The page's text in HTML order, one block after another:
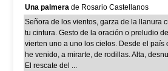
Una palmera de Rosario Castellanos
Señora de los vientos, garza de la llanura
tu cintura. Gesto de la oración o preludio
vierten uno a uno los cielos. Desde el país
he venido, a mirarte, de rodillas. Alta,
El rescate del ...